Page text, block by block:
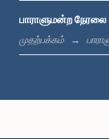
பி.ப. 12:18 -
பாராளுமன்ற நேரலை
முதற்பக்கம்